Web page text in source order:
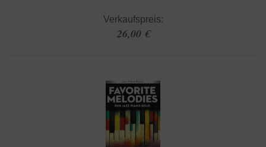
Verkaufspreis:
26,00 €